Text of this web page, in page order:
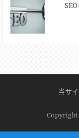
当サ
Copyright